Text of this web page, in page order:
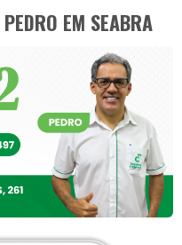
EM SEABRA